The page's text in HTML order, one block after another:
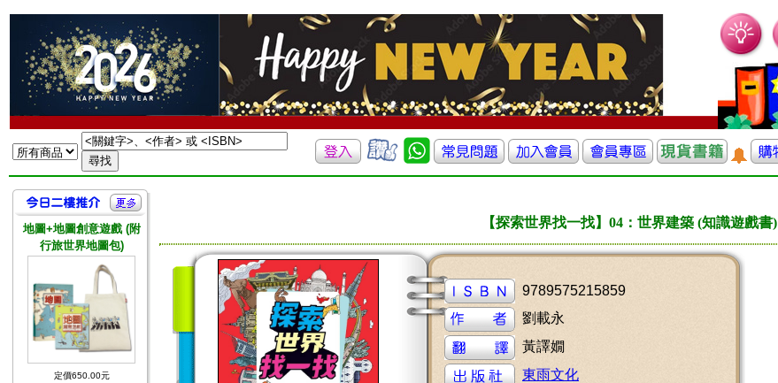
地圖+地圖創意遊戲 (附
行旅世界地圖包)
定價650.00元
【探索世界找一找】04：世界建築 (知識遊戲書)
9789575215859
劉載永
黃譯嫺
東雨文化